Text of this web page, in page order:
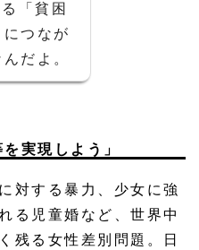
「貧困
つなが
だよ。
実現しよう」
対する暴力、少女に強
る児童婚など、世界中
残る女性差別問題。日